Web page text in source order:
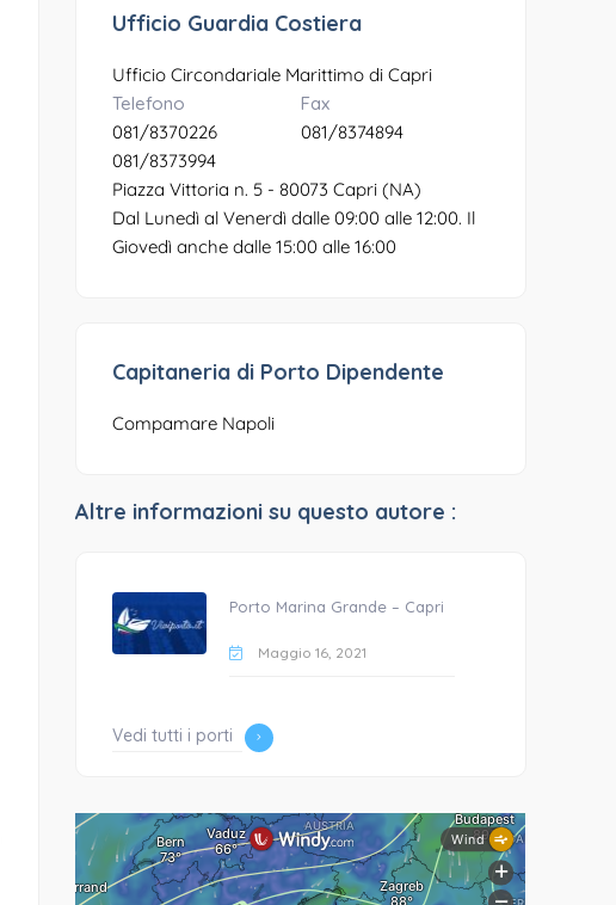
Ufficio Guardia Costiera
Ufficio Circondariale Marittimo di Capri
Telefono
081/8370226
081/8373994
Fax
081/8374894
Piazza Vittoria n. 5 - 80073 Capri (NA)
Dal Lunedì al Venerdì dalle 09:00 alle 12:00. Il
Giovedì anche dalle 15:00 alle 16:00
Capitaneria di Porto Dipendente
Compamare Napoli
Altre informazioni su questo autore :
Porto Marina Grande – Capri
Maggio 16, 2021
Vedi tutti i porti